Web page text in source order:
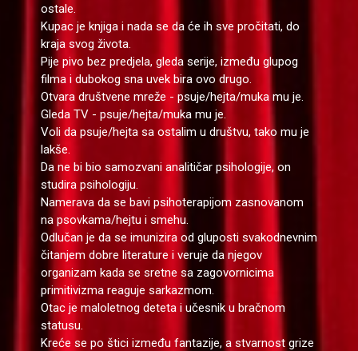
ostale.
Kupac je knjiga i nada se da će ih sve pročitati, do
kraja svog života.
Pije pivo bez predjela, gleda serije, između glupog
filma i dubokog sna uvek bira ovo drugo.
Otvara društvene mreže - psuje/hejta/muka mu je.
Gleda TV - psuje/hejta/muka mu je.
Voli da psuje/hejta sa ostalim u društvu, tako mu je
lakše.
Da ne bi bio samozvani analitičar psihologije, on
studira psihologiju.
Namerava da se bavi psihoterapijom zasnovanom
na psovkama/hejtu i smehu.
Odlučan je da se imunizira od gluposti svakodnevnim
čitanjem dobre literature i veruje da njegov
organizam kada se sretne sa zagovornicima
primitivizma reaguje sarkazmom.
Otac je maloletnog deteta i učesnik u bračnom
statusu.
Kreće se po štici između fantazije, a stvarnost grize